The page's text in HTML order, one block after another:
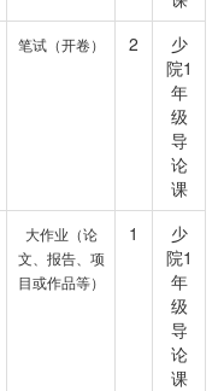
笔试（开卷） 2
少
院1
年
级
导
论
课
大作业（论
文、报告、项
目或作品等）
1
少
院1
年
级
导
论
课